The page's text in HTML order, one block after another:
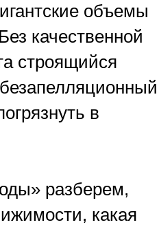
объемы
качественной
строящийся
в
разберем,
какая